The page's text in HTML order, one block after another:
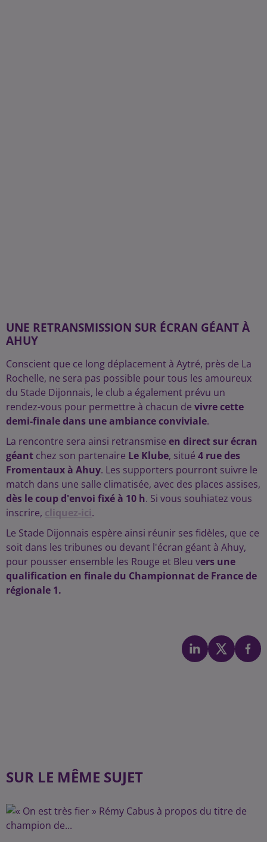
UNE RETRANSMISSION SUR ÉCRAN GÉANT À
AHUY
Conscient que ce long déplacement à Aytré, près de La
Rochelle, ne sera pas possible pour tous les amoureux
du Stade Dijonnais, le club a également prévu un
rendez-vous pour permettre à chacun de vivre cette
demi-finale dans une ambiance conviviale.
La rencontre sera ainsi retransmise en direct sur écran
géant chez son partenaire Le Klube, situé 4 rue des
Fromentaux à Ahuy. Les supporters pourront suivre le
match dans une salle climatisée, avec des places assises,
dès le coup d'envoi fixé à 10 h. Si vous souhiatez vous
inscrire, cliquez-ici.
Le Stade Dijonnais espère ainsi réunir ses fidèles, que ce
soit dans les tribunes ou devant l'écran géant à Ahuy,
pour pousser ensemble les Rouge et Bleu vers une
qualification en finale du Championnat de France de
régionale 1.
SUR LE MÊME SUJET